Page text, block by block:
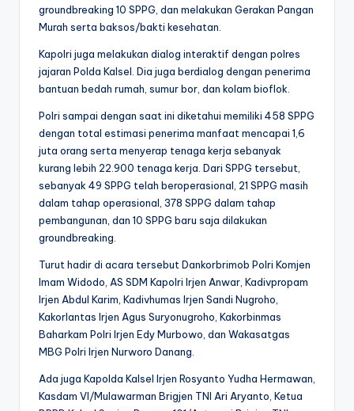
groundbreaking 10 SPPG, dan melakukan Gerakan Pangan
Murah serta baksos/bakti kesehatan.
Kapolri juga melakukan dialog interaktif dengan polres
jajaran Polda Kalsel. Dia juga berdialog dengan penerima
bantuan bedah rumah, sumur bor, dan kolam bioflok.
Polri sampai dengan saat ini diketahui memiliki 458 SPPG
dengan total estimasi penerima manfaat mencapai 1,6
juta orang serta menyerap tenaga kerja sebanyak
kurang lebih 22.900 tenaga kerja. Dari SPPG tersebut,
sebanyak 49 SPPG telah beroperasional, 21 SPPG masih
dalam tahap operasional, 378 SPPG dalam tahap
pembangunan, dan 10 SPPG baru saja dilakukan
groundbreaking.
Turut hadir di acara tersebut Dankorbrimob Polri Komjen
Imam Widodo, AS SDM Kapolri Irjen Anwar, Kadivpropam
Irjen Abdul Karim, Kadivhumas Irjen Sandi Nugroho,
Kakorlantas Irjen Agus Suryonugroho, Kakorbinmas
Baharkam Polri Irjen Edy Murbowo, dan Wakasatgas
MBG Polri Irjen Nurworo Danang.
Ada juga Kapolda Kalsel Irjen Rosyanto Yudha Hermawan,
Kasdam VI/Mulawarman Brigjen TNI Ari Aryanto, Ketua